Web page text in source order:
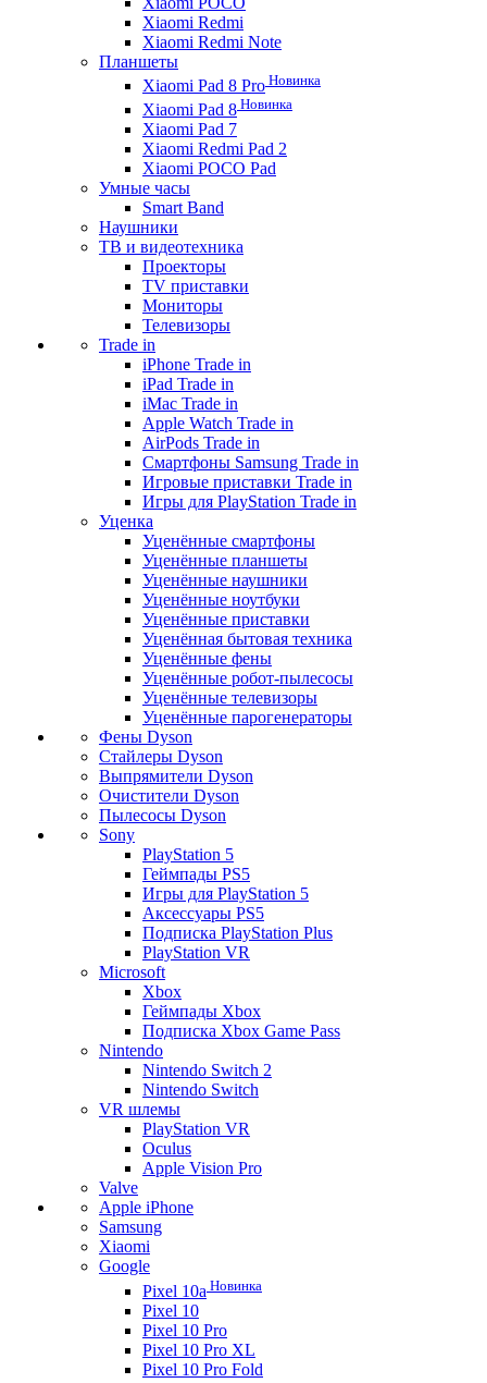
Xiaomi Redmi
Xiaomi Redmi Note
Планшеты
Xiaomi Pad 8 Pro Новинка
Xiaomi Pad 8 Новинка
Xiaomi Pad 7
Xiaomi Redmi Pad 2
Xiaomi POCO Pad
Умные часы
Smart Band
Наушники
ТВ и видеотехника
Проекторы
TV приставки
Мониторы
Телевизоры
Trade in
iPhone Trade in
iPad Trade in
iMac Trade in
Apple Watch Trade in
AirPods Trade in
Смартфоны Samsung Trade in
Игровые приставки Trade in
Игры для PlayStation Trade in
Уценка
Уценённые смартфоны
Уценённые планшеты
Уценённые наушники
Уценённые ноутбуки
Уценённые приставки
Уценённая бытовая техника
Уценённые фены
Уценённые робот-пылесосы
Уценённые телевизоры
Уценённые парогенераторы
Фены Dyson
Стайлеры Dyson
Выпрямители Dyson
Очистители Dyson
Пылесосы Dyson
Sony
PlayStation 5
Геймпады PS5
Игры для PlayStation 5
Аксессуары PS5
Подписка PlayStation Plus
PlayStation VR
Microsoft
Xbox
Геймпады Xbox
Подписка Xbox Game Pass
Nintendo
Nintendo Switch 2
Nintendo Switch
VR шлемы
PlayStation VR
Oculus
Apple Vision Pro
Valve
Apple iPhone
Samsung
Xiaomi
Google
Pixel 10a Новинка
Pixel 10
Pixel 10 Pro
Pixel 10 Pro XL
Pixel 10 Pro Fold